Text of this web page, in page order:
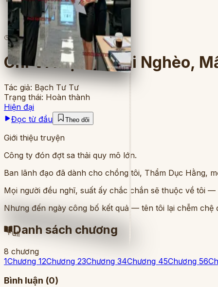
Full
3lượt đọc chương
Chỉ Vì Một Cô Gái Nghèo,
Tác giả: Bạch Tư Tư
Trạng thái: Hoàn thành
Hiện đại
Đọc từ đầu
Theo dõi
Giới thiệu truyện
Công ty đón đợt sa thải quy mô lớn.
Ban lãnh đạo đã dành cho chồng tôi, Thẩm Dục Hằng,
Mọi người đều nghĩ, suất ấy chắc chắn sẽ thuộc về tôi
Nhưng đến ngày công bố kết quả — tên tôi lại chễm chệ
Danh sách chương
8 chương
1Chương 12Chương 23Chương 34Chương 45Chương 56
Bình luận (0)